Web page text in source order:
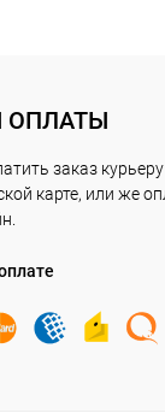
ОПЛАТЫ
заказ
карте, или же